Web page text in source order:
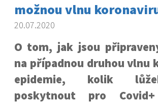
možnou vlnu
20.07.2020
O tom, jak jsou
na případnou druhou vlnu
epidemie, kolik
poskytnout pro